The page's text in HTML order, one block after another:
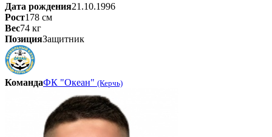
Дата рождения21.10.1996
Рост178 см
Вес74 кг
ПозицияЗащитник
КомандаФК "Океан" (Керчь)